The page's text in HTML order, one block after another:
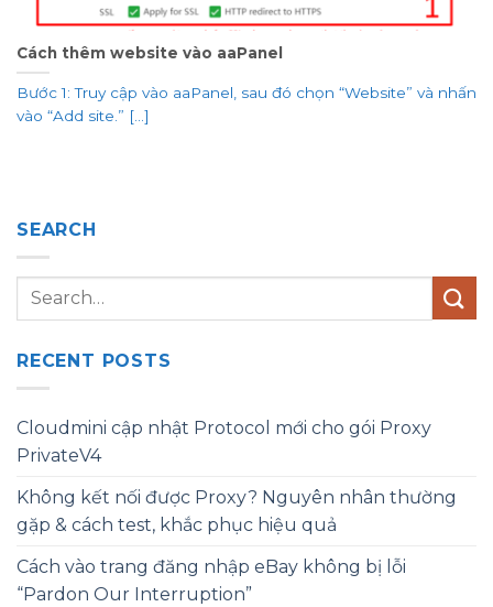
Cách thêm website vào aaPanel
Bước 1: Truy cập vào aaPanel, sau đó chọn “Website” và nhấn
vào “Add site.” [...]
SEARCH
RECENT POSTS
Cloudmini cập nhật Protocol mới cho gói Proxy
PrivateV4
Không kết nối được Proxy? Nguyên nhân thường
gặp & cách test, khắc phục hiệu quả
Cách vào trang đăng nhập eBay không bị lỗi
“Pardon Our Interruption”